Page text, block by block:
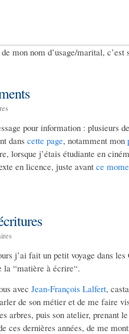
mon nom d’usage/marital,
pour information : plusieurs
dans cette page, notamment mon
lorsque j’étais étudiante en
en licence, juste avant ce
j’ai fait un petit voyage dans les
la “matière à écrire“.
avec Jean-François Lalfert,
de son métier et de me faire
arbres, puis son atelier, prenant
ces dernières années, de me